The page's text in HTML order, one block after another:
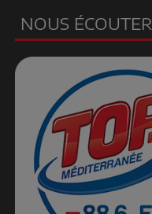
NOUS ÉCOUTER